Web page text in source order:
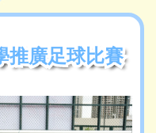
推廣足球比賽
推廣足球比賽